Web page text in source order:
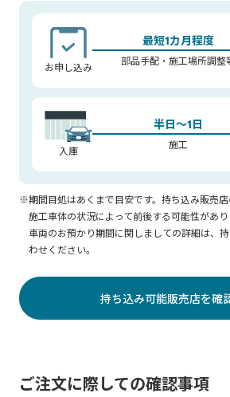
お申し込み
最短1カ月程度
部品手配・施工場所調整
入庫
半日～1日
施工
※期間目処はあくまで目安です。持ち込み販売店
施工車体の状況によって前後する可能性があり
車両のお預かり期間に関しましての詳細は、
わせください。
持ち込み可能販売店を確
ご注文に際しての確認事項